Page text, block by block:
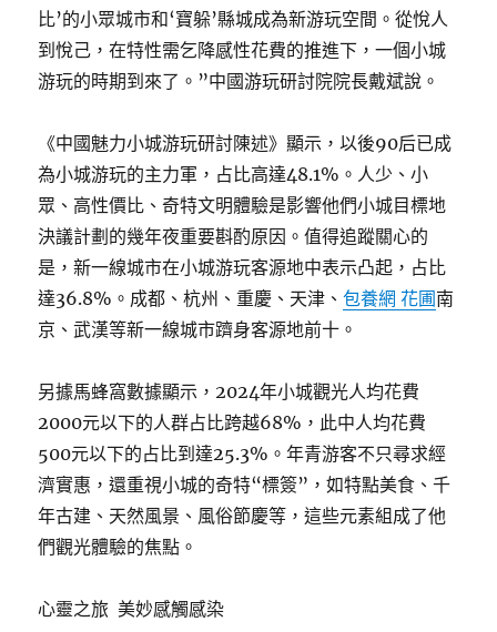
比’的小眾城市和‘寶躲’縣城成為新游玩空間。從悅人
到悅己，在特性需乞降感性花費的推進下，一個小城
游玩的時期到來了。”中國游玩研討院院長戴斌說。
《中國魅力小城游玩研討陳述》顯示，以後90后已成
為小城游玩的主力軍，占比高達48.1%。人少、小
眾、高性價比、奇特文明體驗是影響他們小城目標地
決議計劃的幾年夜重要斟酌原因。值得追蹤關心的
是，新一線城市在小城游玩客源地中表示凸起，占比
達36.8%。成都、杭州、重慶、天津、包養網 花圃南
京、武漢等新一線城市躋身客源地前十。
另據馬蜂窩數據顯示，2024年小城觀光人均花費
2000元以下的人群占比跨越68%，此中人均花費
500元以下的占比到達25.3%。年青游客不只尋求經
濟實惠，還重視小城的奇特“標簽”，如特點美食、千
年古建、天然風景、風俗節慶等，這些元素組成了他
們觀光體驗的焦點。
心靈之旅 美妙感觸感染